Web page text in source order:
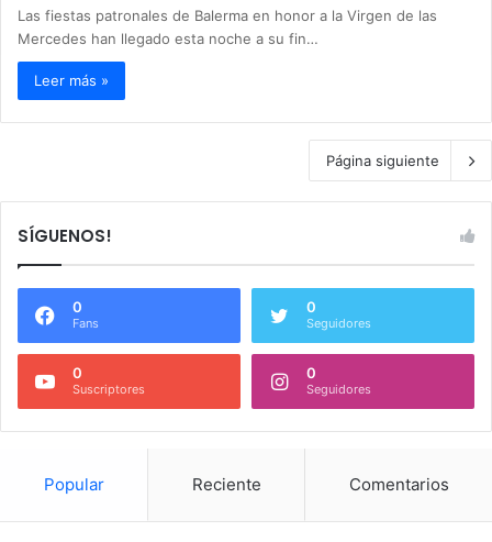
Las fiestas patronales de Balerma en honor a la Virgen de las
Mercedes han llegado esta noche a su fin…
Leer más »
Página siguiente
SÍGUENOS!
0
Fans
0
Seguidores
0
Suscriptores
0
Seguidores
Popular Reciente Comentarios